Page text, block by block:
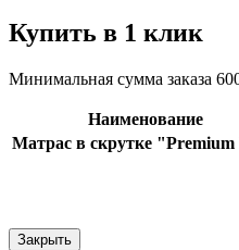
Купить в 1 клик
Минимальная сумма заказа
Наименование
Матрас в скрутке
Закрыть